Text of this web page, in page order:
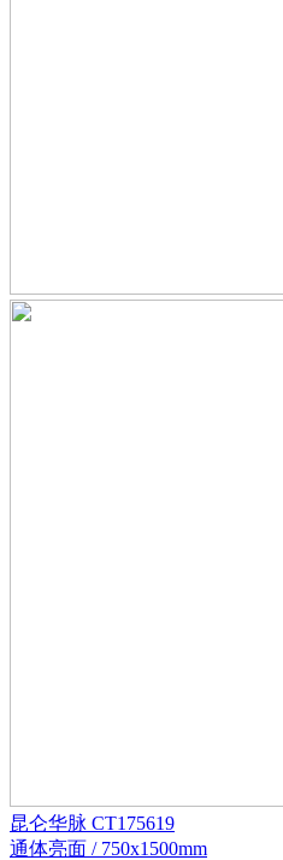
昆仑华脉 CT175619
通体亮面 / 750x1500mm